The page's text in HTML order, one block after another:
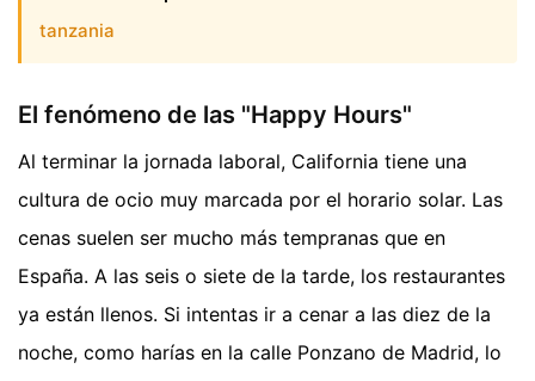
tanzania
El fenómeno de las "Happy Hours"
Al terminar la jornada laboral, California tiene una
cultura de ocio muy marcada por el horario solar. Las
cenas suelen ser mucho más tempranas que en
España. A las seis o siete de la tarde, los restaurantes
ya están llenos. Si intentas ir a cenar a las diez de la
noche, como harías en la calle Ponzano de Madrid, lo